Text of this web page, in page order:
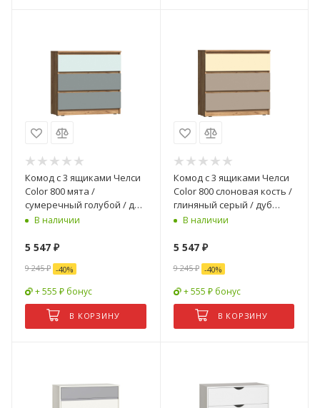
Комод с 3 ящиками Челси
Color 800 мята /
сумеречный голубой / дуб
крафт
В наличии
5 547 ₽
9 245₽ -40%
+ 555 ₽ бонус
В КОРЗИНУ
Комод с 3 ящиками Челси
Color 800 слоновая кость /
глиняный серый / дуб
крафт
В наличии
5 547₽
9 245₽ -40%
+ 555 ₽ бонус
В КОРЗИНУ